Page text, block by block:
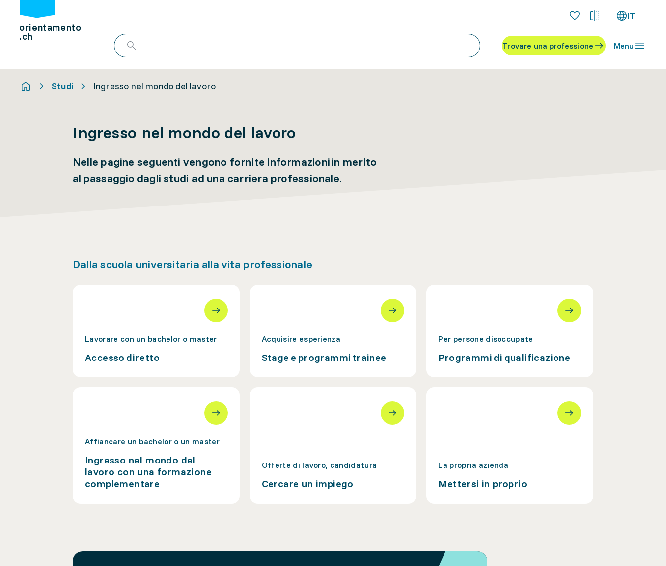
orientamento
.ch
IT
Trovare una professione Menu
Studi Ingresso nel mondo del lavoro
Ingresso nel mondo del lavoro
Nelle pagine seguenti vengono fornite informazioni in merito
al passaggio dagli studi ad una carriera professionale.
Dalla scuola universitaria alla vita professionale
Lavorare con un bachelor o master
Accesso diretto
Acquisire esperienza
Stage e programmi trainee
Per persone disoccupate
Programmi di qualificazione
Affiancare un bachelor o un master
Ingresso nel mondo del
lavoro con una formazione
complementare
Offerte di lavoro, candidatura
Cercare un impiego
La propria azienda
Mettersi in proprio